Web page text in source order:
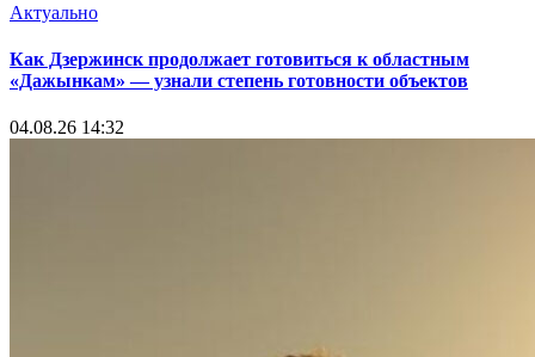
Актуально
Как Дзержинск продолжает готовиться к областным
«Дажынкам» — узнали степень готовности объектов
04.08.26 14:32